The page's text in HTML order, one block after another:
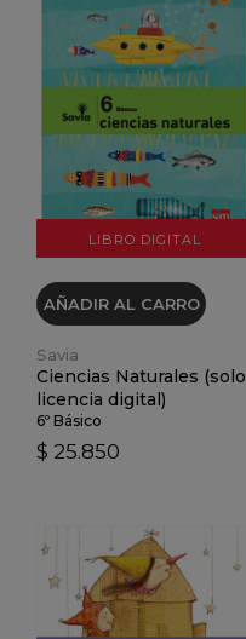
LIBRO DIGITAL
VER DETALLES
AÑADIR AL CARRO
Savia
Ciencias Naturales (solo
licencia digital)
6º Básico
$ 25.850